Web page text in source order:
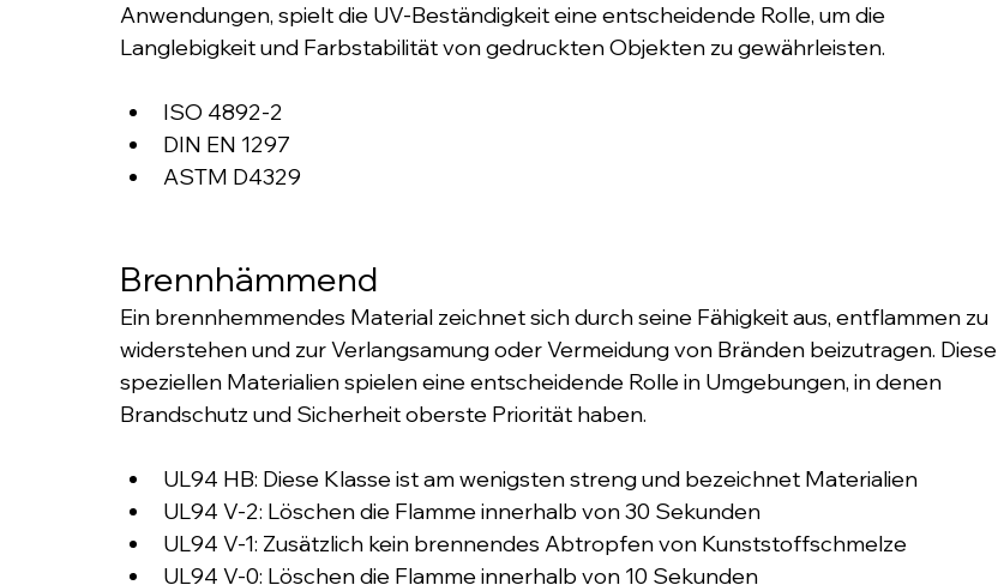
Anwendungen, spielt die UV-Beständigkeit eine entscheidende Rolle, um die
Langlebigkeit und Farbstabilität von gedruckten Objekten zu gewährleisten.
ISO 4892-2
DIN EN 1297
ASTM D4329
Brennhämmend
Ein brennhemmendes Material zeichnet sich durch seine Fähigkeit aus, entflammen zu
widerstehen und zur Verlangsamung oder Vermeidung von Bränden beizutragen. Diese
speziellen Materialien spielen eine entscheidende Rolle in Umgebungen, in denen
Brandschutz und Sicherheit oberste Priorität haben.
UL94 HB: Diese Klasse ist am wenigsten streng und bezeichnet Materialien
UL94 V-2: Löschen die Flamme innerhalb von 30 Sekunden
UL94 V-1: Zusätzlich kein brennendes Abtropfen von Kunststoffschmelze
UL94 V-0: Löschen die Flamme innerhalb von 10 Sekunden